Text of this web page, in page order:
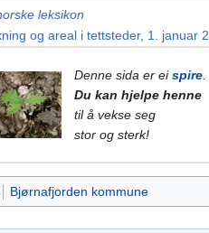
leksikon
og areal i tettsteder, 1. januar
Denne sida er eispire.
Du kan hjelpe henne
til å vekse seg
stor og sterk!
Bjørnafjorden kommune